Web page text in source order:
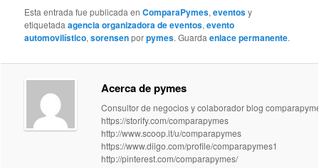
Esta entrada fue publicada enComparaPymes,eventosy
etiquetadaagencia organizadora de eventos,evento
automovilístico,sorensenporpymes. Guardaenlace permanente.
Acerca de pymes
Consultor de negocios y colaborador blog
https://storify.com/comparapymes
http://www.scoop.it/u/comparapymes
https://www.diigo.com/profile/comparapymes1
http://pinterest.com/comparapymes/